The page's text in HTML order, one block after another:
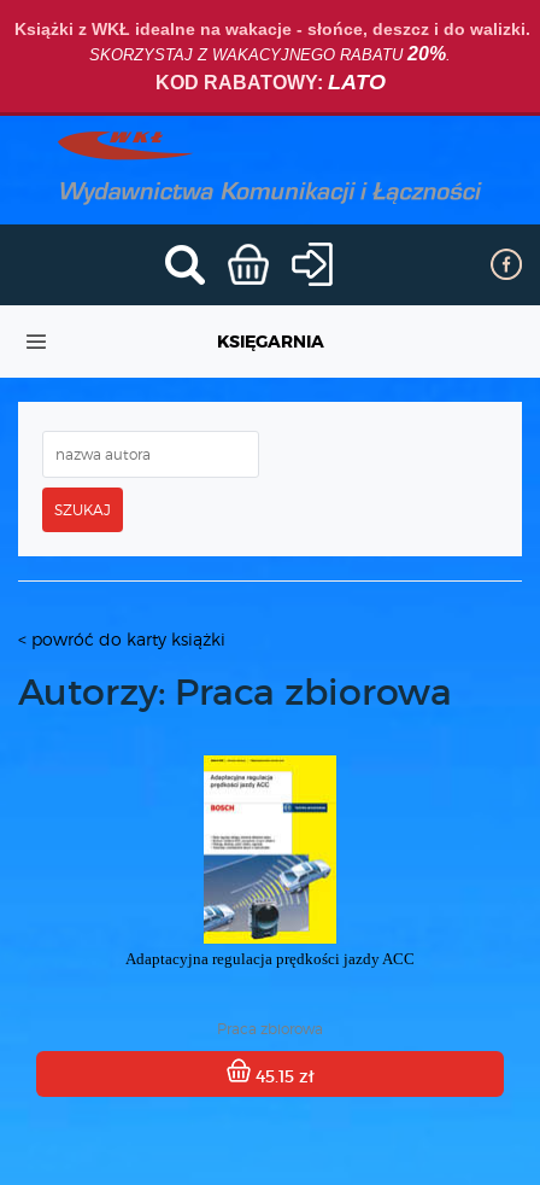
Książki z WKŁ idealne na wakacje - słońce, deszcz i do walizki.
SKORZYSTAJ Z WAKACYJNEGO RABATU20%.
KOD RABATOWY: LATO
KSIĘGARNIA
SZUKAJ
< powróć do karty książki
Autorzy: Praca zbiorowa
Adaptacyjna regulacja prędkości jazdy ACC
Praca zbiorowa
45.15 zł